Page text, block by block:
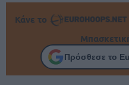
Κάνε το
Πρόσθεσε το